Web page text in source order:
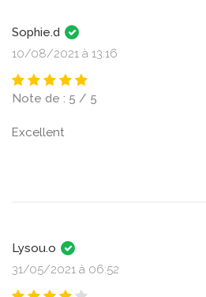
Sophie.d
10/08/2021 à 13:16
Note de : 5 / 5
Excellent
Lysou.o
31/05/2021 à 06:52